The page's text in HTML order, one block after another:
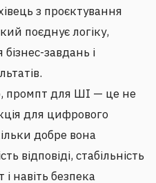
з проєктування
поєднує логіку,
завдань і
промпт для ШІ — це не
для цифрового
добре вона
відповіді, стабільність
навіть безпека